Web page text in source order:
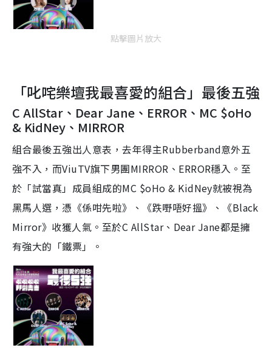
點擊圖片放大
「叱咤樂壇我最喜愛的組合」最後五強
C AllStar、Dear Jane、ERROR、MC $oHo
& KidNey、MIRROR
組合最後五強出人意表，去年得主Rubberband意外五
強不入，而ViuTV旗下男團MIRROR、ERROR穩入。至
於「試當真」成員組成的MC $oHo & KidNey就被視為
黑馬人選，憑《係咁先啦》、《跌嘢唔好搵》、《Black
Mirror》收獲人氣。至於C AllStar、Dear Jane都是擁
有強大的「鐵票」。